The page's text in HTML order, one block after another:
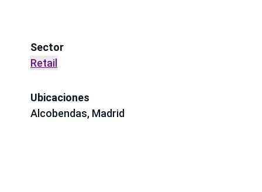
Sector
Retail
Ubicaciones
Alcobendas, Madrid